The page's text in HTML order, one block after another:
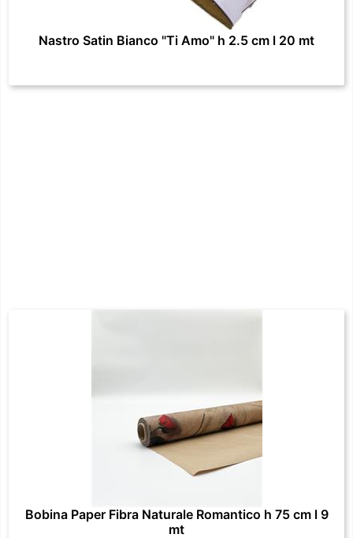
Nastro Satin Bianco "Ti Amo" h 2.5 cm l 20 mt
Bobina Paper Fibra Naturale Romantico h 75 cm l 9
mt